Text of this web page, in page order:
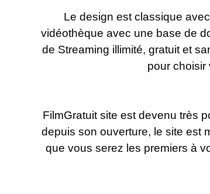
Le design est classique
vidéothèque avec une base de
de Streaming illimité, gratuit et
pour choisir
FilmGratuit site est devenu très
depuis son ouverture, le site est
que vous serez les premiers à